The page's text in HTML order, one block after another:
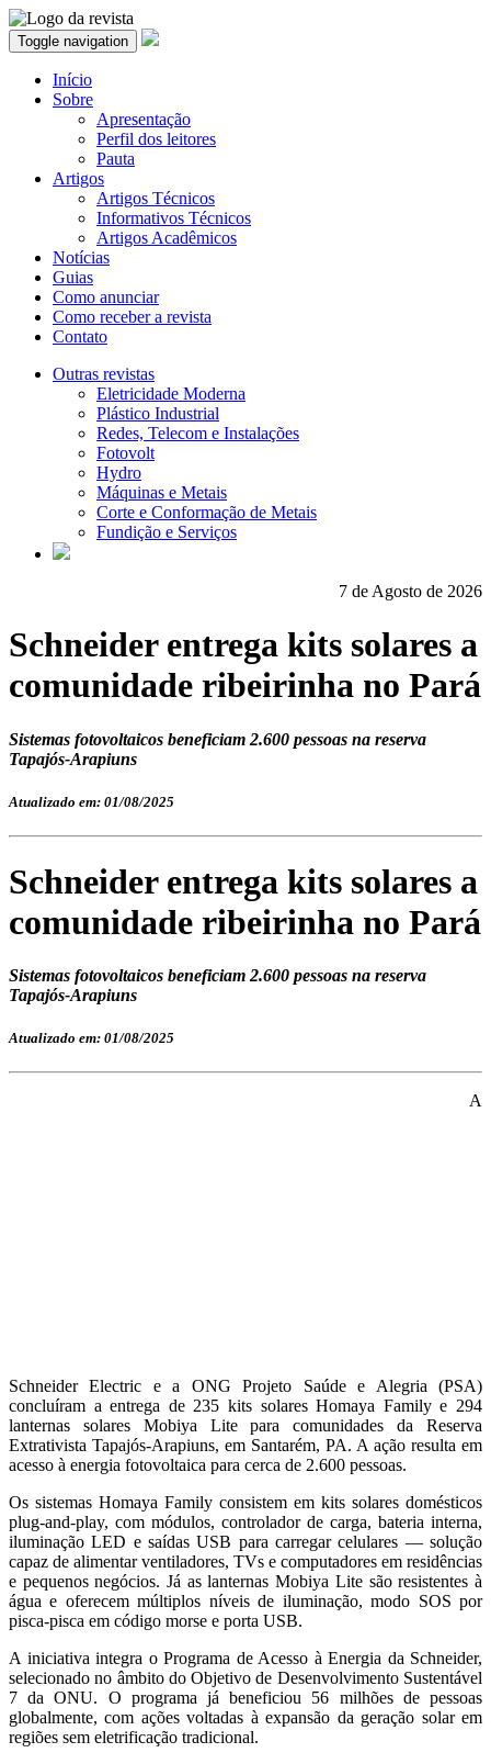
Toggle navigation
Início
Sobre
Apresentação
Perfil dos leitores
Pauta
Artigos
Artigos Técnicos
Informativos Técnicos
Artigos Acadêmicos
Notícias
Guias
Como anunciar
Como receber a revista
Contato
Outras revistas
Eletricidade Moderna
Plástico Industrial
Redes, Telecom e Instalações
Fotovolt
Hydro
Máquinas e Metais
Corte e Conformação de Metais
Fundição e Serviços
7 de Agosto de 2026
Schneider entrega kits solares a
comunidade ribeirinha no Pará
Sistemas fotovoltaicos beneficiam 2.600 pessoas na reserva
Tapajós-Arapiuns
Atualizado em: 01/08/2025
Schneider entrega kits solares a
comunidade ribeirinha no Pará
Sistemas fotovoltaicos beneficiam 2.600 pessoas na reserva
Tapajós-Arapiuns
Atualizado em: 01/08/2025
A
Schneider Electric e a ONG Projeto Saúde e Alegria (PSA)
concluíram a entrega de 235 kits solares Homaya Family e 294
lanternas solares Mobiya Lite para comunidades da Reserva
Extrativista Tapajós-Arapiuns, em Santarém, PA. A ação resulta em
acesso à energia fotovoltaica para cerca de 2.600 pessoas.
Os sistemas Homaya Family consistem em kits solares domésticos
plug-and-play, com módulos, controlador de carga, bateria interna,
iluminação LED e saídas USB para carregar celulares — solução
capaz de alimentar ventiladores, TVs e computadores em residências
e pequenos negócios. Já as lanternas Mobiya Lite são resistentes à
água e oferecem múltiplos níveis de iluminação, modo SOS por
pisca-pisca em código morse e porta USB.
A iniciativa integra o Programa de Acesso à Energia da Schneider,
selecionado no âmbito do Objetivo de Desenvolvimento Sustentável
7 da ONU. O programa já beneficiou 56 milhões de pessoas
globalmente, com ações voltadas à expansão da geração solar em
regiões sem eletrificação tradicional.